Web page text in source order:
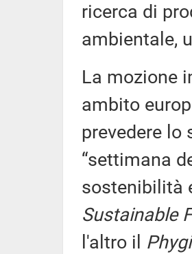
ricerca di
ambientale,
La mozione
ambito
prevedere lo
“settimana
sostenibilità
Sustainable
l'altro il